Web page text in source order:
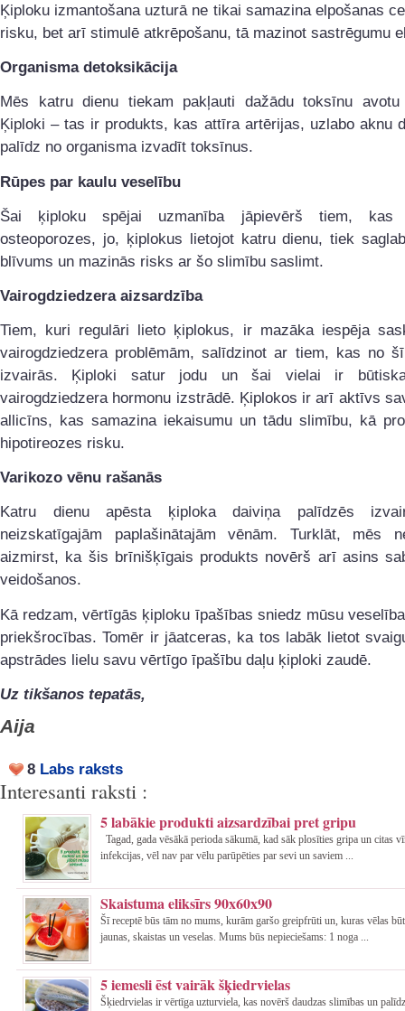
Ķiploku izmantošana uzturā ne tikai samazina elpošanas
risku, bet arī stimulē atkrēpošanu, tā mazinot sastrēgumu
Organisma detoksikācija
Mēs katru dienu tiekam pakļauti dažādu toksīnu avotu
Ķiploki – tas ir produkts, kas attīra artērijas, uzlabo aknu
palīdz no organisma izvadīt toksīnus.
Rūpes par kaulu veselību
Šai ķiploku spējai uzmanība jāpievērš tiem,
osteoporozes, jo, ķiplokus lietojot katru dienu, tiek
blīvums un mazinās risks ar šo slimību saslimt.
Vairogdziedzera aizsardzība
Tiem, kuri regulāri lieto ķiplokus, ir mazāka iespēja
vairogdziedzera problēmām, salīdzinot ar tiem, kas no
izvairās. Ķiploki satur jodu un šai vielai ir
vairogdziedzera hormonu izstrādē. Ķiplokos ir arī aktīvs
allicīns, kas samazina iekaisumu un tādu slimību, kā
hipotireozes risku.
Varikozo vēnu rašanās
Katru dienu apēsta ķiploka daiviņa palīdzēs
neizskatīgajām paplašinātajām vēnām. Turklāt, mēs
aizmirst, ka šis brīnišķīgais produkts novērš arī asins
veidošanos.
Kā redzam, vērtīgās ķiploku īpašības sniedz mūsu
priekšrocības. Tomēr ir jāatceras, ka tos labāk lietot
apstrādes lielu savu vērtīgo īpašību daļu ķiploki zaudē.
Uz tikšanos tepatās,
Aija
8 Labs raksts
Interesanti raksti :
5 labākie produkti aizsardzībai pret gripu
Tagad, gada vēsākā perioda sākumā, kad sāk plosīties gripa un citas
infekcijas, vēl nav par vēlu parūpēties par sevi un saviem ...
Skaistuma eliksīrs 90x60x90
Šī receptē būs tām no mums, kurām garšo greipfrūti un, kuras vēlas
jaunas, skaistas un veselas. Mums būs nepieciešams: 1 noga ...
5 iemesli ēst vairāk šķiedrvielas
Šķiedrvielas ir vērtīga uzturviela, kas novērš daudzas slimības un